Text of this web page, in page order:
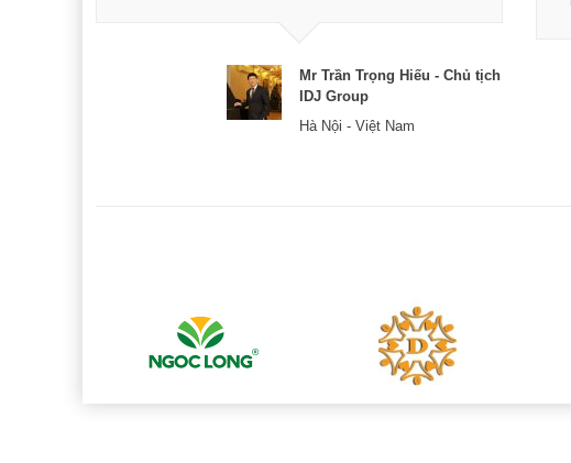
Mr Trần Trọng Hiếu - Chủ tịch
IDJ Group
Hà Nội - Việt Nam